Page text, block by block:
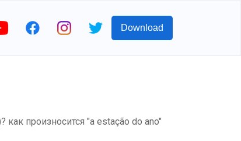
Download
как произносится "a estação do ano"